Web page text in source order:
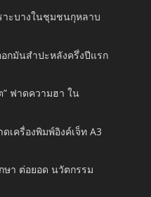
าะบางในชุมชนกุหลาบ
กมันสำปะหลังครึ่งปีแรก
” ฟาดความฮา ใน
เครื่องพิมพ์อิงค์เจ็ท A3
ษา ต่อยอด นวัตกรรม